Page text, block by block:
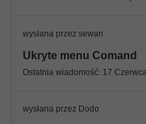
wysłana przez sewan
Ukryte menu Comand
wysłana przez Dodo